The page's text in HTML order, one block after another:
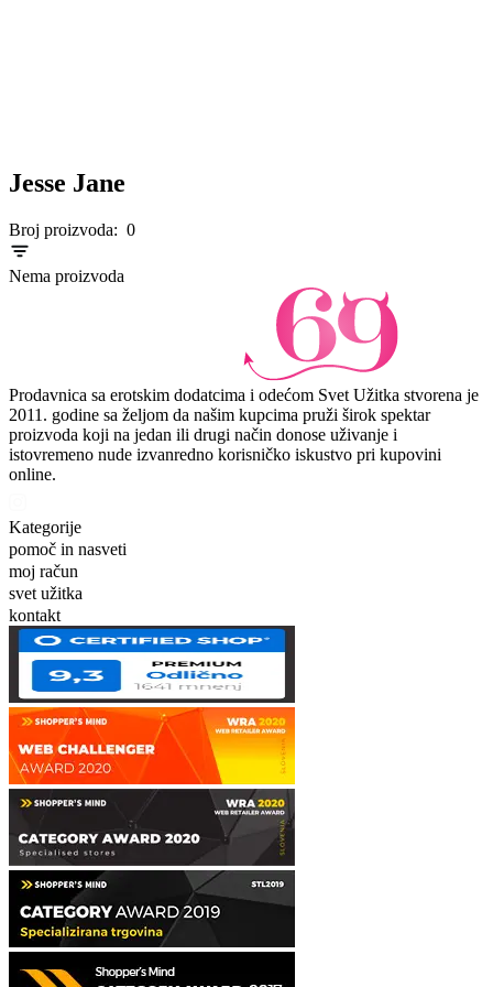
Jesse Jane
Broj proizvoda: 0
Nema proizvoda
Prodavnica sa erotskim dodatcima i odećom Svet Užitka stvorena je
2011. godine sa željom da našim kupcima pruži širok spektar
proizvoda koji na jedan ili drugi način donose uživanje i
istovremeno nude izvanredno korisničko iskustvo pri kupovini
online.
Kategorije
pomoč in nasveti
moj račun
svet užitka
kontakt